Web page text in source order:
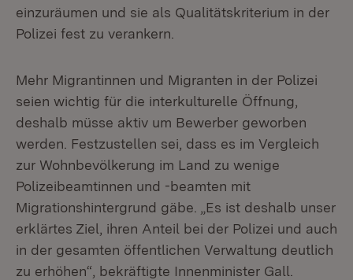
einzuräumen und sie als Qualitätskriterium in der
Polizei fest zu verankern.
Mehr Migrantinnen und Migranten in der Polizei
seien wichtig für die interkulturelle Öffnung,
deshalb müsse aktiv um Bewerber geworben
werden. Festzustellen sei, dass es im Vergleich
zur Wohnbevölkerung im Land zu wenige
Polizeibeamtinnen und -beamten mit
Migrationshintergrund gäbe. „Es ist deshalb unser
erklärtes Ziel, ihren Anteil bei der Polizei und auch
in der gesamten öffentlichen Verwaltung deutlich
zu erhöhen“, bekräftigte Innenminister Gall.